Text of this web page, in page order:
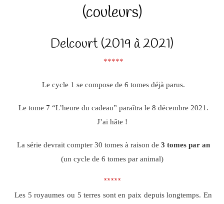
(couleurs)
Delcourt (2019 à 2021)
*****
Le cycle 1 se compose de 6 tomes déjà parus.
Le tome 7 “L’heure du cadeau” paraîtra le 8 décembre 2021.
J’ai hâte !
La série devrait compter 30 tomes à raison de 3 tomes par an
(un cycle de 6 tomes par animal)
*****
Les 5 royaumes ou 5 terres sont en paix depuis longtemps. En